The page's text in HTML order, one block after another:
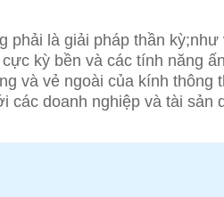
phải là giải pháp thần
kỳ bền và các tính năng
và vẻ ngoài của kính
các doanh nghiệp và tài sản